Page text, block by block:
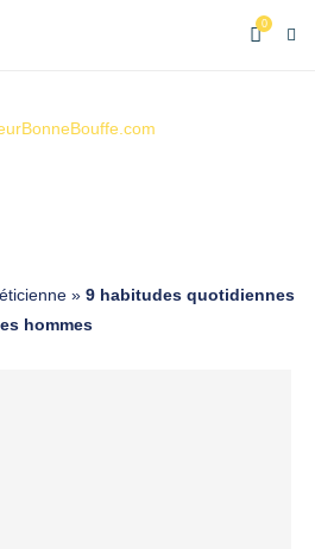
0
» 9 habitudes quotidiennes
hommes